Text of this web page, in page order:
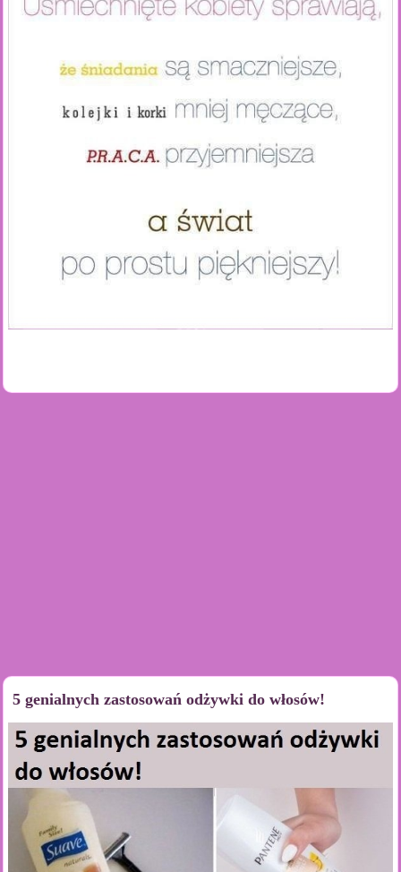
5 genialnych zastosowań odżywki do włosów!